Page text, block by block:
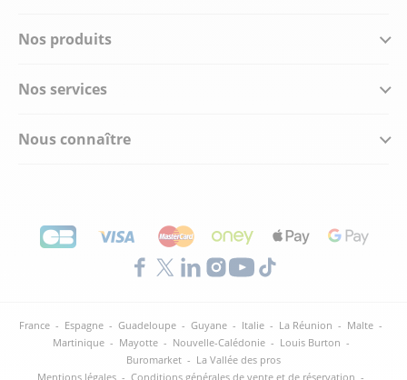
Nos produits
Nos services
Nous connaître
France - Espagne - Guadeloupe - Guyane - Italie - La Réunion - Malte -
Martinique - Mayotte - Nouvelle-Calédonie - Louis Burton -
Buromarket - La Vallée des pros
Mentions légales - Conditions générales de vente et de réservation -